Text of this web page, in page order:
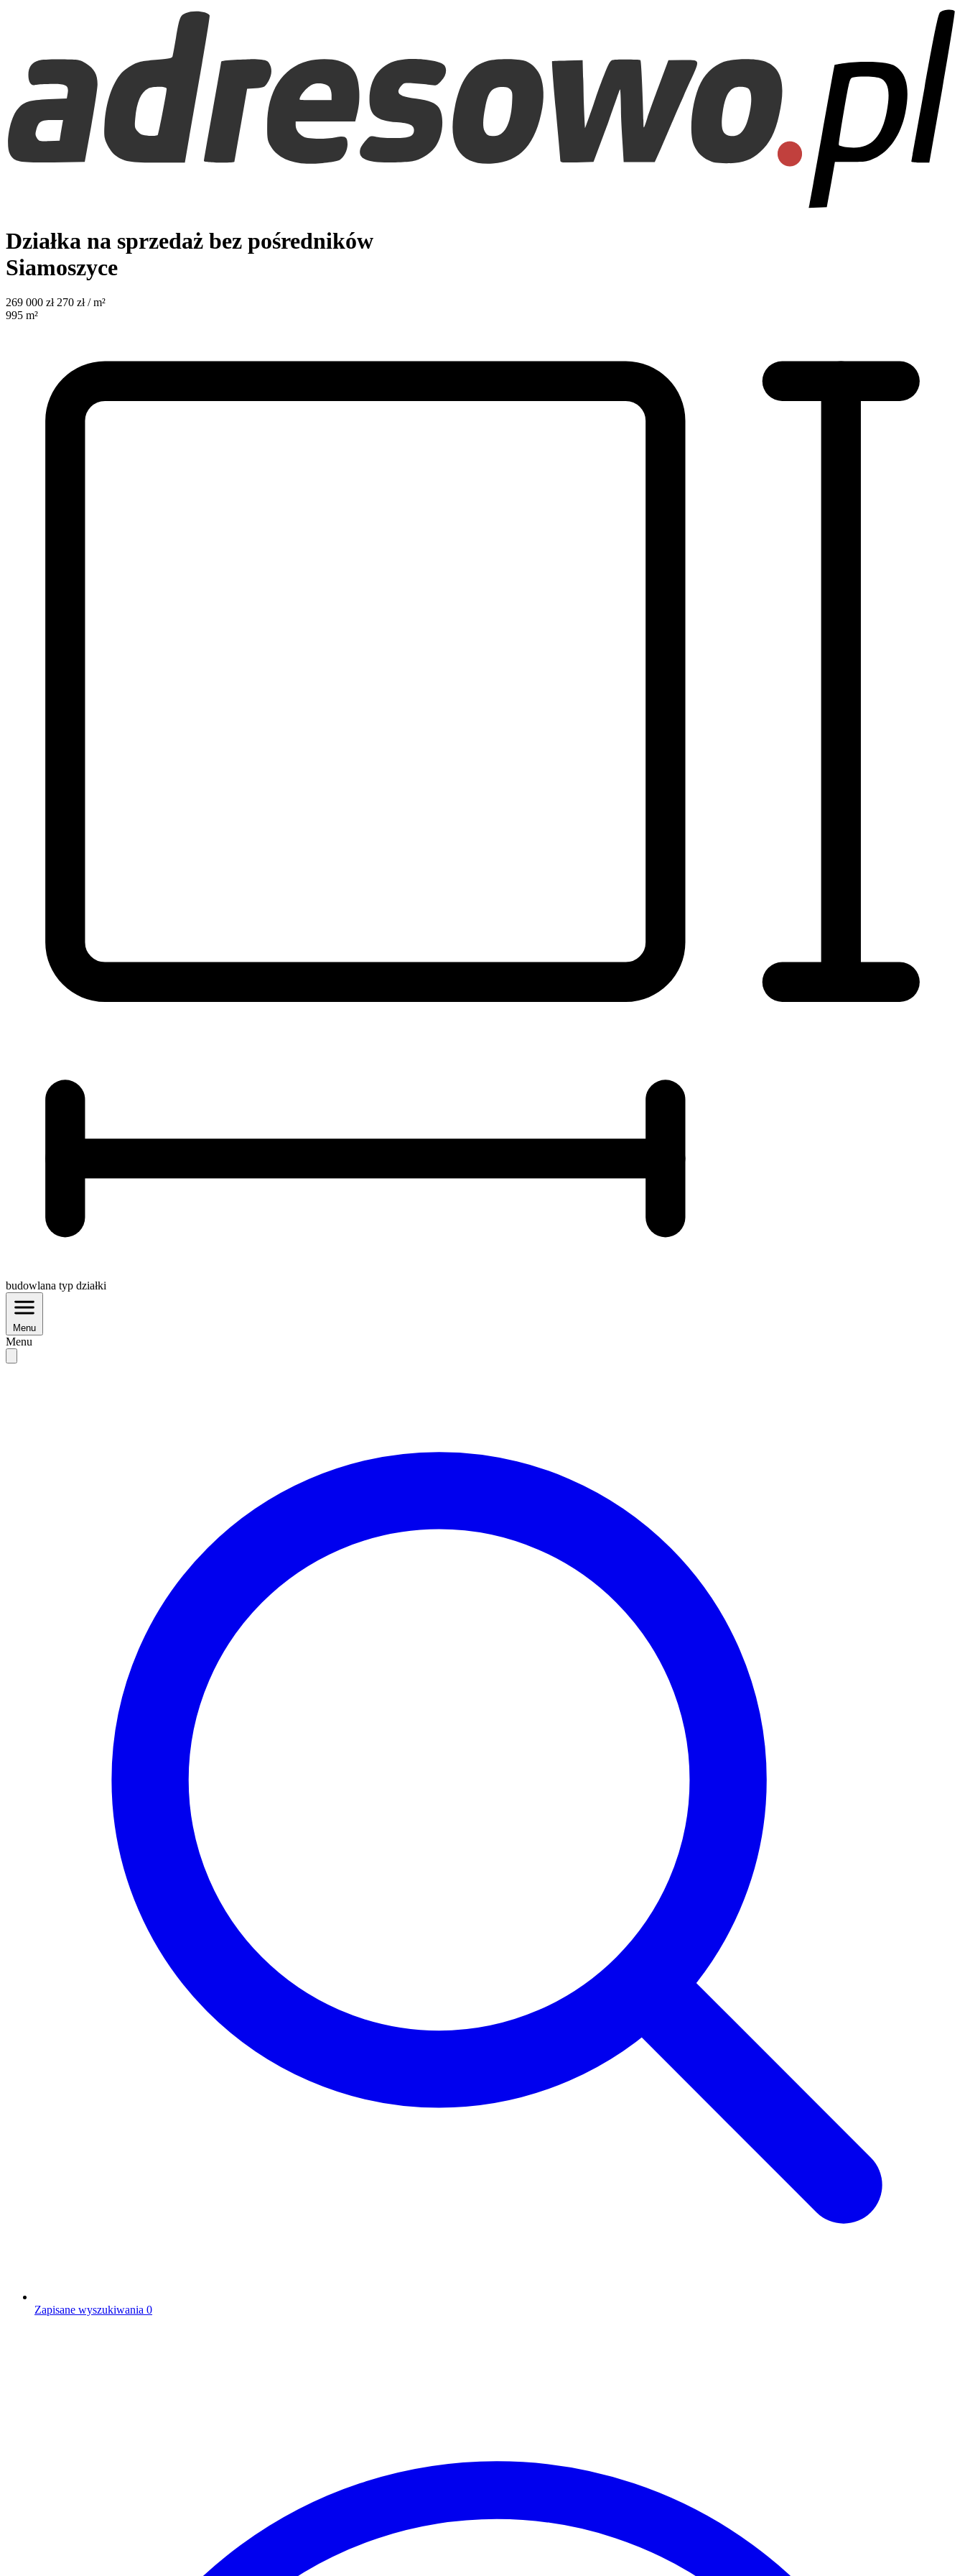
Działka na sprzedaż bez pośredników
Siamoszyce
269 000 zł 270 zł / m²
995 m²
budowlana typ działki
Menu
Menu
Zapisane wyszukiwania 0